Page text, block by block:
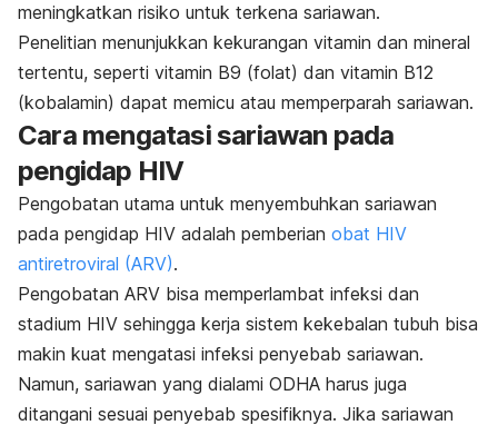
meningkatkan risiko untuk terkena sariawan.
Penelitian menunjukkan kekurangan vitamin dan mineral
tertentu, seperti vitamin B9 (folat) dan vitamin B12
(kobalamin) dapat memicu atau memperparah sariawan.
Cara mengatasi sariawan pada
pengidap HIV
Pengobatan utama untuk menyembuhkan sariawan
pada pengidap HIV adalah pemberian obat HIV
antiretroviral (ARV).
Pengobatan ARV bisa memperlambat infeksi dan
stadium HIV sehingga kerja sistem kekebalan tubuh bisa
makin kuat mengatasi infeksi penyebab sariawan.
Namun, sariawan yang dialami ODHA harus juga
ditangani sesuai penyebab spesifiknya. Jika sariawan